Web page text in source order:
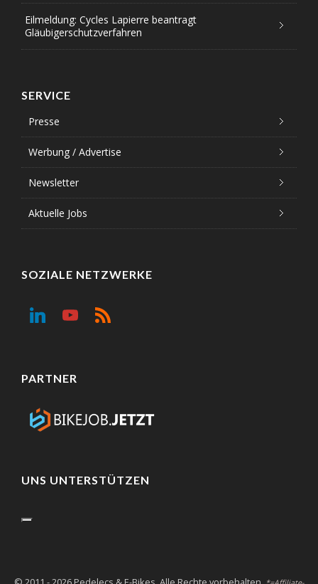
Eilmeldung: Cycles Lapierre beantragt
Gläubigerschutzverfahren
SERVICE
Presse
Werbung / Advertise
Newsletter
Aktuelle Jobs
SOZIALE NETZWERKE
PARTNER
UNS UNTERSTÜTZEN